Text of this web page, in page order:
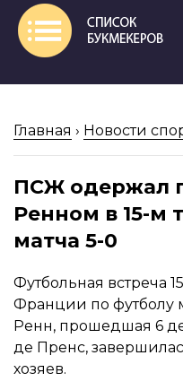
Главная › Новости
ПСЖ одержал
Ренном в 15-м
матча 5-0
Футбольная встреча
Франции по
Ренн, прошедшая 6
де Пренс,
хозяев.